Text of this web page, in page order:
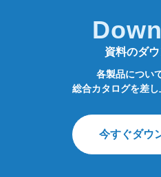
資料のダ
各製品につい
総合カタログを差し
今すぐダウ